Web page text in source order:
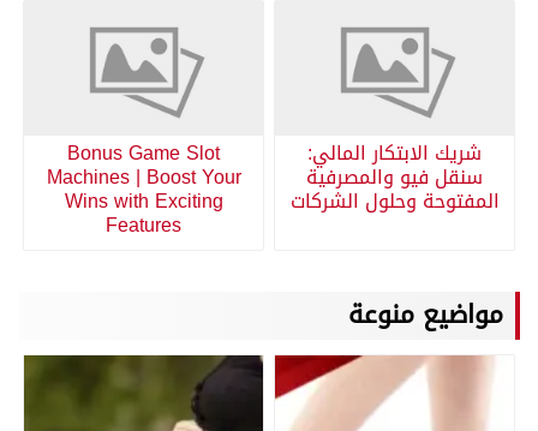
شريك الابتكار المالي:
سنقل فيو والمصرفية
المفتوحة وحلول الشركات
Bonus Game Slot
Machines | Boost Your
Wins with Exciting
Features
مواضيع منوعة